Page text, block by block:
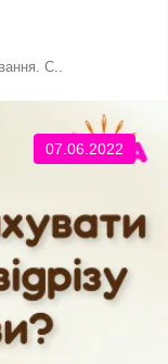
С..
07.06.2022